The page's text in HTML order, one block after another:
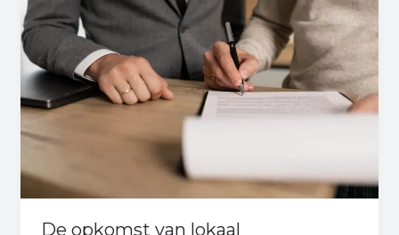
De opkomst van lokaal
van
lokaal
ondernemen